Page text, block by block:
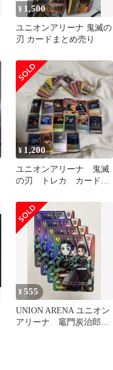
¥ 1,500
ユニオンアリーナ 鬼滅の
刃 カードまとめ売り
¥ 1,200
ユニオンアリーナ 鬼滅
の刃 トレカ カード
¥555
UNION ARENA ユニオン
アリーナ 竈門炭治郎